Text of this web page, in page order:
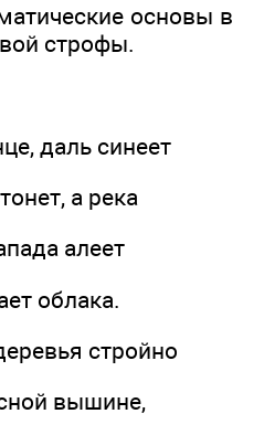
основы в
строфы.
даль синеет
а река
алеет
облака.
стройно
вышине,